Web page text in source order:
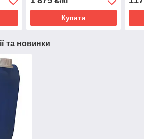
Купити
та новинки